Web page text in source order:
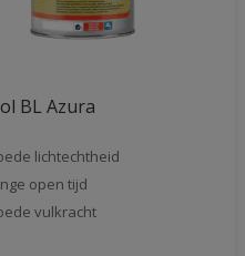
BL Azura
lichtechtheid
open tijd
vulkracht